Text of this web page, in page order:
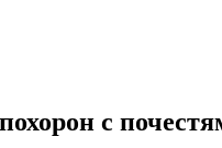
похорон с